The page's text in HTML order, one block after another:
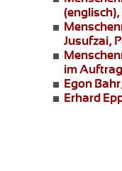
Jusufzai,
im
Egon Bahr
Erhard